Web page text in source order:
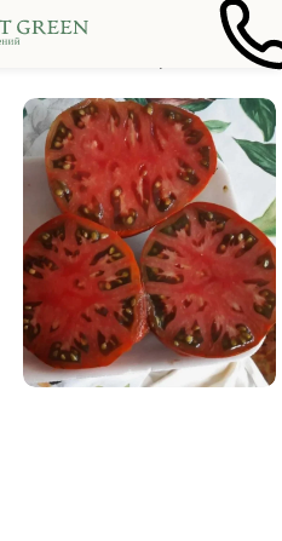
Томаты из серии "Гномы"